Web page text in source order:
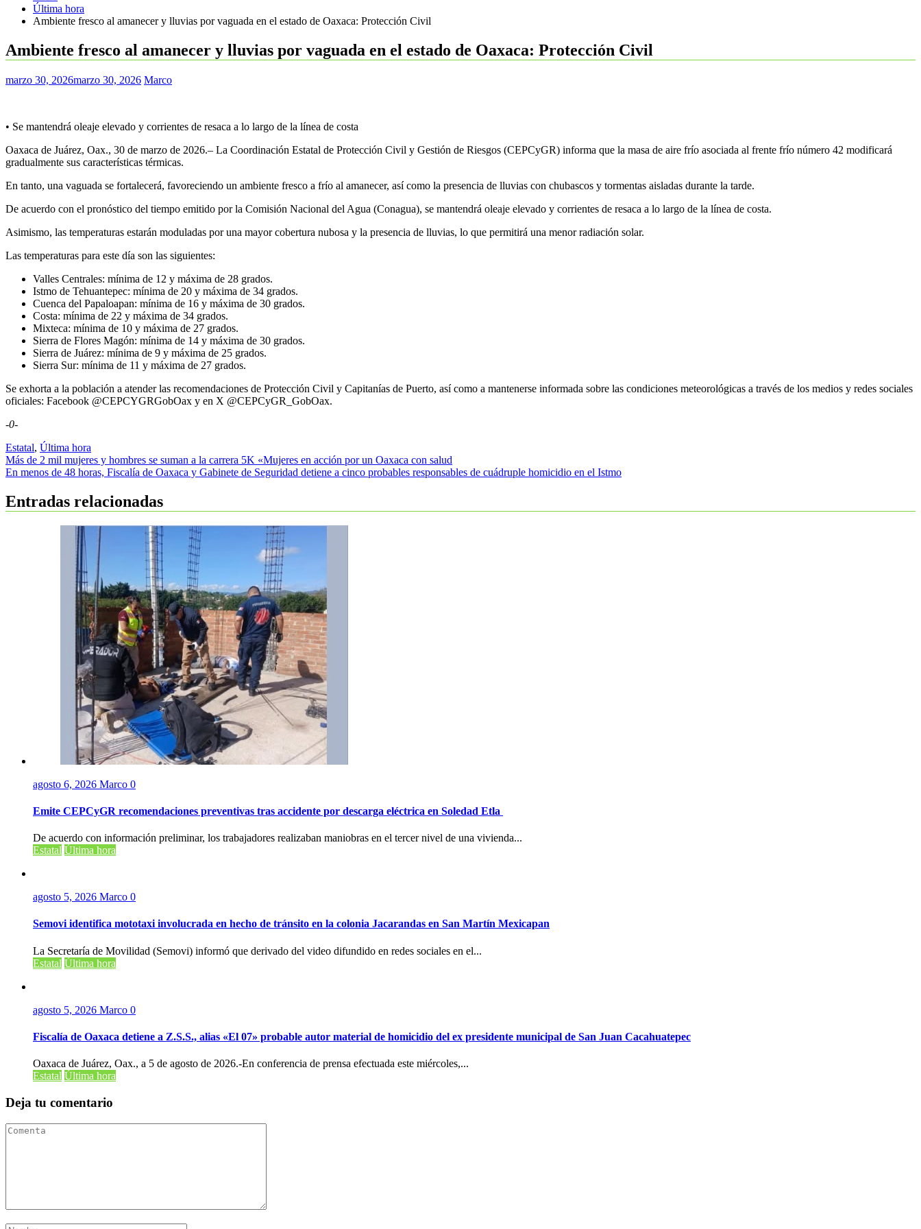
Última hora
Ambiente fresco al amanecer y lluvias por vaguada en el estado de Oaxaca: Protección Civil
Ambiente fresco al amanecer y lluvias por vaguada en el estado de Oaxaca: Protección Civil
marzo 30, 2026marzo 30, 2026 Marco
• Se mantendrá oleaje elevado y corrientes de resaca a lo largo de la línea de costa
Oaxaca de Juárez, Oax., 30 de marzo de 2026.– La Coordinación Estatal de Protección Civil y Gestión de Riesgos (CEPCyGR) informa que la masa de aire frío asociada al frente frío número 42 modificará
gradualmente sus características térmicas.
En tanto, una vaguada se fortalecerá, favoreciendo un ambiente fresco a frío al amanecer, así como la presencia de lluvias con chubascos y tormentas aisladas durante la tarde.
De acuerdo con el pronóstico del tiempo emitido por la Comisión Nacional del Agua (Conagua), se mantendrá oleaje elevado y corrientes de resaca a lo largo de la línea de costa.
Asimismo, las temperaturas estarán moduladas por una mayor cobertura nubosa y la presencia de lluvias, lo que permitirá una menor radiación solar.
Las temperaturas para este día son las siguientes:
Valles Centrales: mínima de 12 y máxima de 28 grados.
Istmo de Tehuantepec: mínima de 20 y máxima de 34 grados.
Cuenca del Papaloapan: mínima de 16 y máxima de 30 grados.
Costa: mínima de 22 y máxima de 34 grados.
Mixteca: mínima de 10 y máxima de 27 grados.
Sierra de Flores Magón: mínima de 14 y máxima de 30 grados.
Sierra de Juárez: mínima de 9 y máxima de 25 grados.
Sierra Sur: mínima de 11 y máxima de 27 grados.
Se exhorta a la población a atender las recomendaciones de Protección Civil y Capitanías de Puerto, así como a mantenerse informada sobre las condiciones meteorológicas a través de los medios y redes sociales
oficiales: Facebook @CEPCYGRGobOax y en X @CEPCyGR_GobOax.
-0-
Estatal, Última hora
Navegación
de
entradas
Más de 2 mil mujeres y hombres se suman a la carrera 5K «Mujeres en acción por un Oaxaca con salud
En menos de 48 horas, Fiscalía de Oaxaca y Gabinete de Seguridad detiene a cinco probables responsables de cuádruple homicidio en el Istmo
Entradas relacionadas
agosto 6, 2026 Marco 0
Emite CEPCyGR recomendaciones preventivas tras accidente por descarga eléctrica en Soledad Etla
De acuerdo con información preliminar, los trabajadores realizaban maniobras en el tercer nivel de una vivienda...
Estatal Última hora
agosto 5, 2026 Marco 0
Semovi identifica mototaxi involucrada en hecho de tránsito en la colonia Jacarandas en San Martín Mexicapan
La Secretaría de Movilidad (Semovi) informó que derivado del video difundido en redes sociales en el...
Estatal Última hora
agosto 5, 2026 Marco 0
Fiscalía de Oaxaca detiene a Z.S.S., alias «El 07» probable autor material de homicidio del ex presidente municipal de San Juan Cacahuatepec
Oaxaca de Juárez, Oax., a 5 de agosto de 2026.-En conferencia de prensa efectuada este miércoles,...
Estatal Última hora
Deja tu comentario